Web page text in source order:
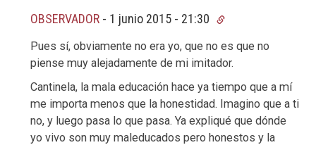
OBSERVADOR - 1 junio 2015 - 21:30
Pues sí, obviamente no era yo, que no es que no
piense muy alejadamente de mi imitador.
Cantinela, la mala educación hace ya tiempo que a mí
me importa menos que la honestidad. Imagino que a ti
no, y luego pasa lo que pasa. Ya expliqué que dónde
yo vivo son muy maleducados pero honestos y la